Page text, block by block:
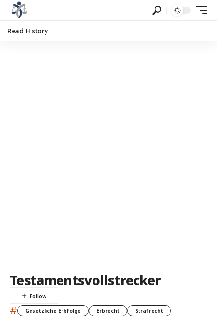
Read History
Testamentsvollstrecker
# Gesetzliche Erbfolge Erbrecht
Strafrecht